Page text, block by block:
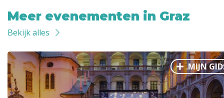
Meer evenementen in Graz
Bekijk alles
MIJN